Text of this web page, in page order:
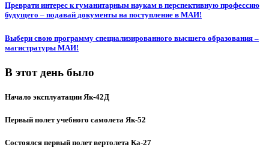
Преврати интерес к гуманитарным наукам в перспективную профессию
будущего – подавай документы на поступление в МАИ!
Выбери свою программу специализированного высшего образования –
магистратуры МАИ!
В этот день было
Начало эксплуатации Як-42Д
Первый полет учебного самолета Як-52
Состоялся первый полет вертолета Ка-27